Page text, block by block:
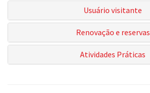
Usuário visitante
Renovação e reservas
Atividades Práticas